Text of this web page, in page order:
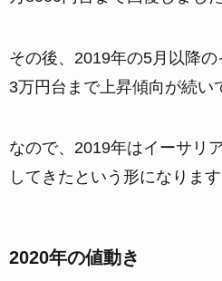
その後、2019年の5月以降の
3万円台まで上昇傾向が続い
なので、2019年はイーサリ
してきたという形になります
2020年の値動き